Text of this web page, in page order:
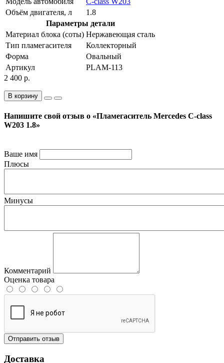
Объём двигателя, л
1.8
Параметры детали
Материал блока (соты) Нержавеющая сталь
Тип пламегасителя
Коллекторный
Форма
Овальный
Артикул
PLAM-113
2 400 р.
В корзину
Напишите свой отзыв о «Пламегаситель Mercedes C-class
W203 1.8»
Ваше имя
Плюсы
Минусы
Комментарий
Оценка товара
Отправить отзыв
Доставка